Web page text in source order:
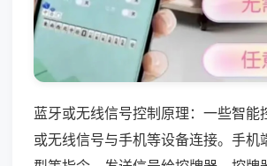
蓝牙或无线信号控制原理：一些智能
或无线信号与手机等设备连接。手机